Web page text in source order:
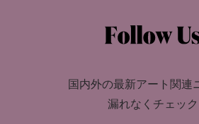
国内外の最新アート関連
漏れなくチェック